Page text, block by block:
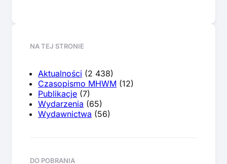
NA TEJ STRONIE
Aktualności (2 438)
Czasopismo MHWM (12)
Publikacje (7)
Wydarzenia (65)
Wydawnictwa (56)
DO POBRANIA